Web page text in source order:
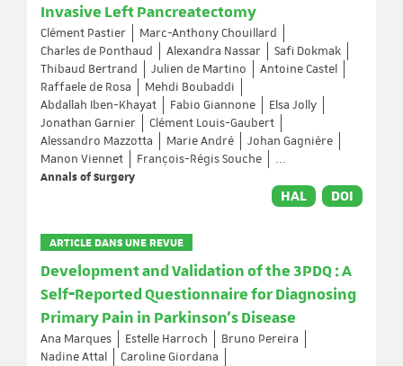
Invasive Left Pancreatectomy
Clément Pastier
Marc-Anthony Chouillard
Charles de Ponthaud
Alexandra Nassar
Safi Dokmak
Thibaud Bertrand
Julien de Martino
Antoine Castel
Raffaele de Rosa
Mehdi Boubaddi
Abdallah Iben-Khayat
Fabio Giannone
Elsa Jolly
Jonathan Garnier
Clément Louis-Gaubert
Alessandro Mazzotta
Marie André
Johan Gagnière
Manon Viennet
François-Régis Souche
...
Annals of Surgery
HAL DOI
ARTICLE DANS UNE REVUE
Development and Validation of the 3PDQ : A
Self‐Reported Questionnaire for Diagnosing
Primary Pain in Parkinson's Disease
Ana Marques Estelle Harroch
Bruno Pereira
Nadine Attal
Caroline Giordana